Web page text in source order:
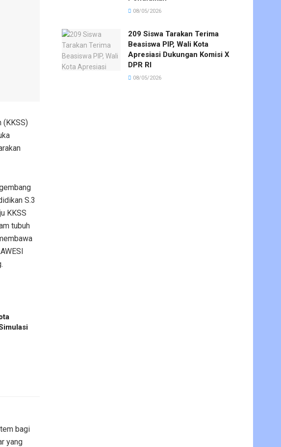
(KKSS)
S.3
KKSS
tubuh
bagi
yang
08/05/2026
209 Siswa Tarakan Terima
Beasiswa PIP, Wali Kota
Apresiasi Dukungan Komisi X
DPR RI
08/05/2026